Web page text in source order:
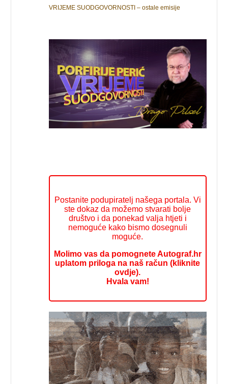
VRIJEME SUODGOVORNOSTI – ostale emisije
Postanite podupiratelj našega portala. Vi
ste dokaz da možemo stvarati bolje
društvo i da ponekad valja htjeti i
nemoguće kako bismo dosegnuli
moguće.
Molimo vas da pomognete Autograf.hr
uplatom priloga na naš račun (kliknite
ovdje).
Hvala vam!